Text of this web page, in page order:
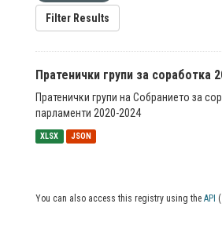
Filter Results
Пратенички групи за соработка
Пратенички групи на Собранието за
парламенти 2020-2024
XLSX JSON
You can also access this registry using the API